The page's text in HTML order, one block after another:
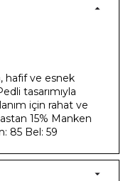
hafif ve esnek
tasarımıyla
için rahat ve
15% Manken
85 Bel: 59